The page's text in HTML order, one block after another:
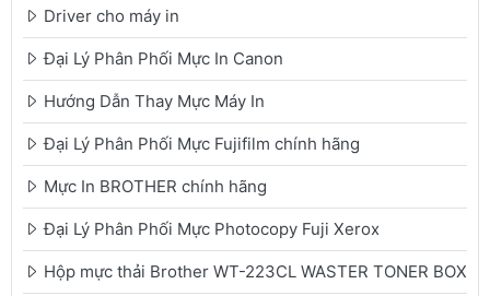
Driver cho máy in
Đại Lý Phân Phối Mực In Canon
Hướng Dẫn Thay Mực Máy In
Đại Lý Phân Phối Mực Fujifilm chính hãng
Mực In BROTHER chính hãng
Đại Lý Phân Phối Mực Photocopy Fuji Xerox
Hộp mực thải Brother WT-223CL WASTER TONER BOX